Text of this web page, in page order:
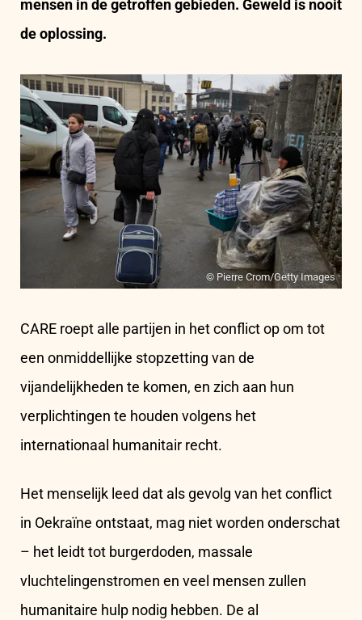
mensen in de getroffen gebieden. Geweld is nooit
de oplossing.
© Pierre Crom/Getty Images
CARE roept alle partijen in het conflict op om tot
een onmiddellijke stopzetting van de
vijandelijkheden te komen, en zich aan hun
verplichtingen te houden volgens het
internationaal humanitair recht.
Het menselijk leed dat als gevolg van het conflict
in Oekraïne ontstaat, mag niet worden onderschat
– het leidt tot burgerdoden, massale
vluchtelingenstromen en veel mensen zullen
humanitaire hulp nodig hebben. De al